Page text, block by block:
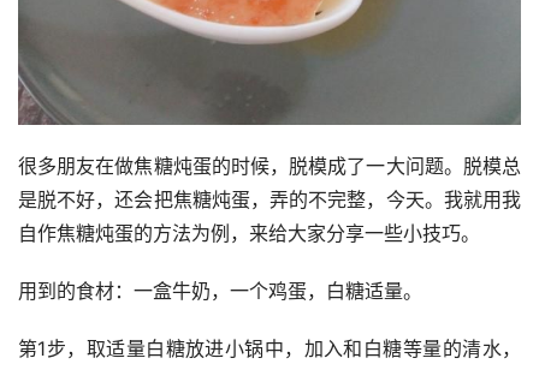
很多朋友在做焦糖炖蛋的时候，脱模成了一大问题。脱模总
是脱不好，还会把焦糖炖蛋，弄的不完整，今天。我就用我
自作焦糖炖蛋的方法为例，来给大家分享一些小技巧。
用到的食材：一盒牛奶，一个鸡蛋，白糖适量。
第1步，取适量白糖放进小锅中，加入和白糖等量的清水，